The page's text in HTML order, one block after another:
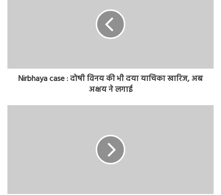
Nirbhaya case : दोषी विनय की भी दया याचिका खारिज, अब
अक्षय ने लगाई